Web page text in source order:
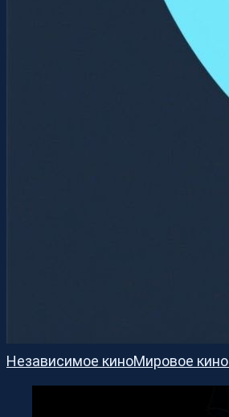
Независимое киноМировое кино